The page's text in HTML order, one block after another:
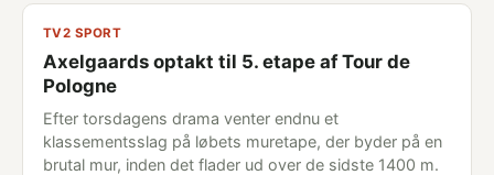
TV2 SPORT
Axelgaards optakt til 5. etape af Tour de
Pologne
Efter torsdagens drama venter endnu et
klassementsslag på løbets muretape, der byder på en
brutal mur, inden det flader ud over de sidste 1400 m.